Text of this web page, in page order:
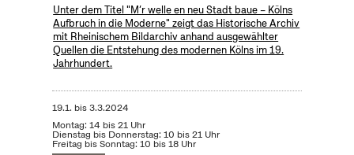
Unter dem Titel "M’r welle en neu Stadt baue – Kölns
Aufbruch in die Moderne" zeigt das Historische Archiv
mit Rheinischem Bildarchiv anhand ausgewählter
Quellen die Entstehung des modernen Kölns im 19.
Jahrhundert.
19.1. bis3.3.2024
Montag: 14 bis 21 Uhr
Dienstag bis Donnerstag: 10 bis 21 Uhr
Freitag bis Sonntag: 10 bis 18 Uhr